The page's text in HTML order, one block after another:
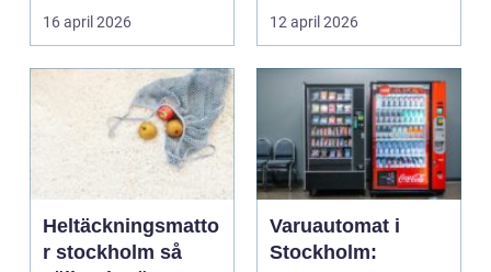
fordon och i vissa...
16 april 2026 ...
12 april 2026
Heltäckningsmatto
r stockholm så
Varuautomat i
Stockholm: